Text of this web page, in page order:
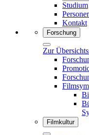
Studium
Kontakt
Forschung
Zur
Filmkultur